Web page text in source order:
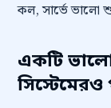
কল, সার্ভে ভালো
একটি
সিস্টেমেরও